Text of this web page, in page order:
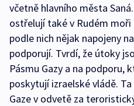
včetně hlavního města
ostřelují také v Rudém
podle nich nějak napojeny
podporují. Tvrdí, že útoky
Pásmu Gazy a na podporu,
poskytují izraelské vládě.
Gaze v odvetě za